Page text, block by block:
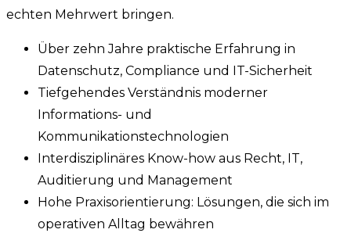
echten Mehrwert bringen.
Über zehn Jahre praktische Erfahrung in
Datenschutz, Compliance und IT-Sicherheit
Tiefgehendes Verständnis moderner
Informations- und
Kommunikationstechnologien
Interdisziplinäres Know-how aus Recht, IT,
Auditierung und Management
Hohe Praxisorientierung: Lösungen, die sich im
operativen Alltag bewähren